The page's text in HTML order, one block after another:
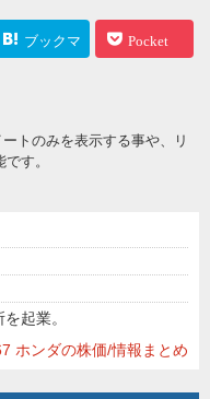
ブックマ Pocket
トのみを表示する事や、リ
す。
起業。
ホンダの株価/情報まとめ